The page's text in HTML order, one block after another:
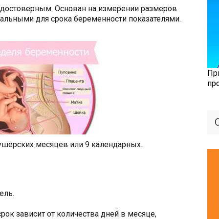
Основан на измерении размеров
для срока беременности показателями.
месяцев или 9 календарных.
зависит от количества дней в месяце,